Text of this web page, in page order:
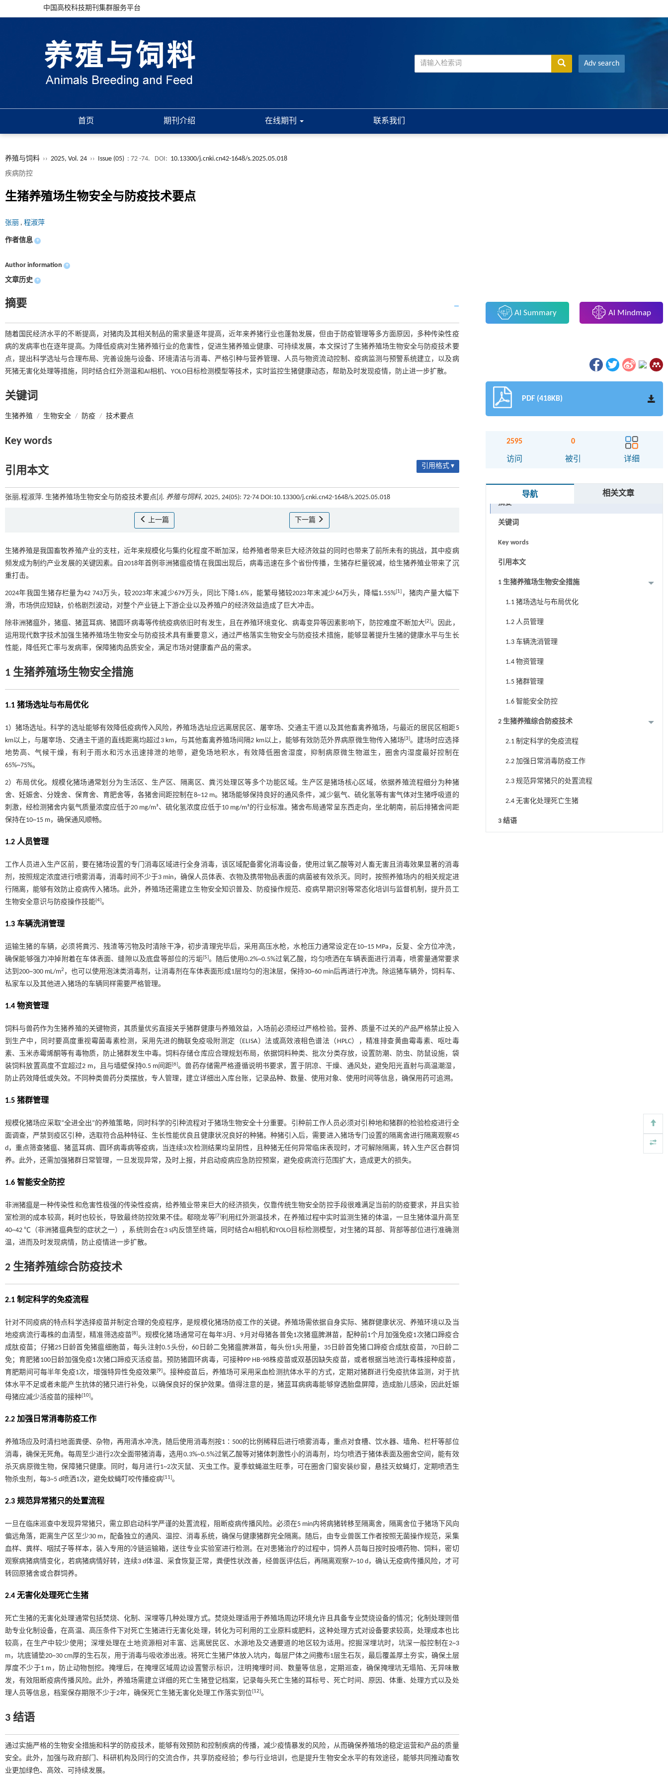
中国高校科技期刊集群服务平台
Adv search
首页 期刊介绍 在线期刊 联系我们
养殖与饲料 ›› 2025, Vol. 24 ›› Issue (05) : 72 -74. DOI: 10.13300/j.cnki.cn42-1648/s.2025.05.018
疾病防控
生猪养殖场生物安全与防疫技术要点
张丽 , 程淑萍
作者信息 +
Author information +
文章历史 +
摘要
随着国民经济水平的不断提高，对猪肉及其相关制品的需求量逐年提高，近年来养猪行业也蓬勃发展，但由于防疫管理等多方面原因，多种传染性疫
病的发病率也在逐年提高。为降低疫病对生猪养殖行业的危害性，促进生猪养殖业健康、可持续发展，本文探讨了生猪养殖场生物安全与防疫技术要
点，提出科学选址与合理布局、完善设施与设备、环境清洁与消毒、严格引种与营养管理、人员与物资流动控制、疫病监测与预警系统建立，以及病
死猪无害化处理等措施，同时结合红外测温和AI相机、YOLO目标检测模型等技术，实时监控生猪健康动态，帮助及时发现疫情，防止进一步扩散。
关键词
生猪养殖 / 生物安全 / 防疫 / 技术要点
Key words
引用本文 引用格式 ▾
张丽,程淑萍. 生猪养殖场生物安全与防疫技术要点[J]. 养殖与饲料, 2025, 24(05): 72-74 DOI:10.13300/j.cnki.cn42-1648/s.2025.05.018
上一篇 下一篇
生猪养殖是我国畜牧养殖产业的支柱，近年来规模化与集约化程度不断加深，给养殖者带来巨大经济效益的同时也带来了前所未有的挑战，其中疫病
频发成为制约产业发展的关键因素。自2018年首例非洲猪瘟疫情在我国出现后，病毒迅速在多个省份传播，生猪存栏量锐减，给生猪养殖业带来了沉
重打击。
2024年我国生猪存栏量为42 743万头，较2023年末减少679万头，同比下降1.6%，能繁母猪较2023年末减少64万头，降幅1.55%[1] ，猪肉产量大幅下
滑，市场供应短缺，价格剧烈波动，对整个产业链上下游企业以及养殖户的经济效益造成了巨大冲击。
除非洲猪瘟外，猪瘟、猪蓝耳病、猪圆环病毒等传统疫病依旧时有发生，且在养殖环境变化、病毒变异等因素影响下，防控难度不断加大[2]。因此，
运用现代数字技术加强生猪养殖场生物安全与防疫技术具有重要意义，通过严格落实生物安全与防疫技术措施，能够显著提升生猪的健康水平与生长
性能，降低死亡率与发病率，保障猪肉品质安全，满足市场对健康畜产品的需求。
1 生猪养殖场生物安全措施
1.1 猪场选址与布局优化
1）猪场选址。科学的选址能够有效降低疫病传入风险，养殖场选址应远离居民区、屠宰场、交通主干道以及其他畜禽养殖场，与最近的居民区相距5
km以上，与屠宰场、交通主干道的直线距离均超过3 km，与其他畜禽养殖场间隔2 km以上，能够有效防范外界病原微生物传入猪场[3]。建场时应选择
地势高、气候干燥，有利于雨水和污水迅速排泄的地带，避免场地积水，有效降低圈舍湿度，抑制病原微生物滋生，圈舍内湿度最好控制在
65%~75%。
2）布局优化。规模化猪场通常划分为生活区、生产区、隔离区、粪污处理区等多个功能区域。生产区是猪场核心区域，依据养殖流程细分为种猪
舍、妊娠舍、分娩舍、保育舍、育肥舍等，各猪舍间距控制在8~12 m。猪场能够保持良好的通风条件，减少氨气、硫化氢等有害气体对生猪呼吸道的
刺激，经检测猪舍内氨气质量浓度应低于20 mg/m³、硫化氢浓度应低于10 mg/m³的行业标准。猪舍布局通常呈东西走向，坐北朝南，前后排猪舍间距
保持在10~15 m，确保通风顺畅。
1.2 人员管理
工作人员进入生产区前，要在猪场设置的专门消毒区域进行全身消毒，该区域配备雾化消毒设备，使用过氧乙酸等对人畜无害且消毒效果显著的消毒
剂，按照规定浓度进行喷雾消毒，消毒时间不少于3 min，确保人员体表、衣物及携带物品表面的病菌被有效杀灭。同时，按照养殖场内的相关规定进
行隔离，能够有效防止疫病传入猪场。此外，养殖场还需建立生物安全知识普及、防疫操作规范、疫病早期识别等常态化培训与监督机制，提升员工
生物安全意识与防疫操作技能[4]。
1.3 车辆洗消管理
运输生猪的车辆，必须将粪污、残渣等污物及时清除干净，初步清理完毕后，采用高压水枪，水枪压力通常设定在10~15 MPa，反复、全方位冲洗，
确保能够强力冲掉附着在车体表面、缝隙以及底盘等部位的污垢[5]。随后使用0.2%~0.5%过氧乙酸，均匀喷洒在车辆表面进行消毒，喷雾量通常要求
达到200~300 mL/m2 ，也可以使用泡沫类消毒剂，让消毒剂在车体表面形成1层均匀的泡沫层，保持30~60 min后再进行冲洗。除运猪车辆外，饲料车、
私家车以及其他进入猪场的车辆同样需要严格管理。
1.4 物资管理
饲料与兽药作为生猪养殖的关键物资，其质量优劣直接关乎猪群健康与养殖效益，入场前必须经过严格检验。营养、质量不过关的产品严格禁止投入
到生产中，同时要高度重视霉菌毒素检测，采用先进的酶联免疫吸附测定（ELISA）法或高效液相色谱法（HPLC），精准排查黄曲霉毒素、呕吐毒
素、玉米赤霉烯酮等有毒物质，防止猪群发生中毒。饲料存储仓库应合理规划布局，依据饲料种类、批次分类存放，设置防潮、防虫、防鼠设施，袋
装饲料放置高度不宜超过2 m，且与墙壁保持0.5 m间距[6]。兽药存储需严格遵循说明书要求，置于阴凉、干燥、通风处，避免阳光直射与高温潮湿，
防止药效降低或失效。不同种类兽药分类摆放，专人管理，建立详细出入库台账，记录品种、数量、使用对象、使用时间等信息，确保用药可追溯。
1.5 猪群管理
规模化猪场应采取“全进全出”的养殖策略，同时科学的引种流程对于猪场生物安全十分重要。引种前工作人员必须对引种地和猪群的检验检疫进行全
面调查，严禁到疫区引种，选取符合品种特征、生长性能优良且健康状况良好的种猪。种猪引入后，需要进入猪场专门设置的隔离舍进行隔离观察45
d，重点筛查猪瘟、猪蓝耳病、圆环病毒病等疫病，当连续3次检测结果均呈阴性，且种猪无任何异常临床表现时，才可解除隔离，转入生产区合群饲
养。此外，还需加强猪群日常管理，一旦发现异常，及时上报，并启动疫病应急防控预案，避免疫病流行范围扩大，造成更大的损失。
1.6 智能安全防控
非洲猪瘟是一种传染性和危害性极强的传染性疫病，给养殖业带来巨大的经济损失，仅靠传统生物安全防控手段很难满足当前的防疫要求，并且实验
室检测的成本较高，耗时也较长，导致最终防控效果不佳。郗晓龙等[7]利用红外测温技术，在养殖过程中实时监测生猪的体温，一旦生猪体温升高至
40~42 ℃（非洲猪瘟典型的症状之一），系统则会在3 s内反馈至终端，同时结合AI相机和YOLO目标检测模型，对生猪的耳部、背部等部位进行准确测
温，进而及时发现病情，防止疫情进一步扩散。
2 生猪养殖综合防疫技术
2.1 制定科学的免疫流程
针对不同疫病的特点科学选择疫苗并制定合理的免疫程序，是规模化猪场防疫工作的关键。养殖场需依据自身实际、猪群健康状况、养殖环境以及当
地疫病流行毒株的血清型，精准筛选疫苗[8]。规模化猪场通常可在每年3月、9月对母猪各普免1次猪瘟脾淋苗，配种前1个月加强免疫1次猪口蹄疫合
成肽疫苗；仔猪25日龄首免猪瘟细胞苗，每头注射0.5头份，60日龄二免猪瘟脾淋苗，每头份1头用量，35日龄首免猪口蹄疫合成肽疫苗，70日龄二
免；育肥猪100日龄加强免疫1次猪口蹄疫灭活疫苗。预防猪圆环病毒，可接种PP HB-98株疫苗或双基因缺失疫苗，或者根据当地流行毒株接种疫苗，
育肥期间可每半年免疫1次，增强特异性免疫效果[9]。接种疫苗后，养殖场可采用采血检测抗体水平的方式，定期对猪群进行免疫抗体监测，对于抗
体水平不足或者未能产生抗体的猪只进行补免，以确保良好的保护效果。值得注意的是，猪蓝耳病病毒能够穿透胎盘屏障，造成胎儿感染，因此妊娠
母猪应减少活疫苗的接种[10]。
2.2 加强日常消毒防疫工作
养殖场应及时清扫地面粪便、杂物，再用清水冲洗，随后使用消毒剂按1∶500的比例稀释后进行喷雾消毒，重点对食槽、饮水器、墙角、栏杆等部位
消毒，确保无死角。每周至少进行2次全面带猪消毒，选用0.3%~0.5%过氧乙酸等对猪体刺激性小的消毒剂，均匀喷洒于猪体表面及圈舍空间，能有效
杀灭病原微生物，保障猪只健康。同时，每月进行1~2次灭鼠、灭虫工作。夏季蚊蝇滋生旺季，可在圈舍门窗安装纱窗，悬挂灭蚊蝇灯，定期喷洒生
物杀虫剂，每3~5 d喷洒1次，避免蚊蝇叮咬传播疫病[11]。
2.3 规范异常猪只的处置流程
一旦在临床巡查中发现异常猪只，需立即启动科学严谨的处置流程，阻断疫病传播风险。必须在5 min内将病猪转移至隔离舍，隔离舍位于猪场下风向
偏远角落，距离生产区至少30 m，配备独立的通风、温控、消毒系统，确保与健康猪群完全隔离。随后，由专业兽医工作者按照无菌操作规范，采集
血样、粪样、咽拭子等样本，装入专用的冷链运输箱，送往专业实验室进行检测。在对患猪治疗的过程中，饲养人员每日按时投喂药物、饲料，密切
观察病猪病情变化，若病猪病情好转，连续3 d体温、采食恢复正常，粪便性状改善，经兽医评估后，再隔离观察7~10 d，确认无疫病传播风险，才可
转回原猪舍或合群饲养。
2.4 无害化处理死亡生猪
死亡生猪的无害化处理通常包括焚烧、化制、深埋等几种处理方式。焚烧处理适用于养殖场周边环境允许且具备专业焚烧设备的情况；化制处理则借
助专业化制设备，在高温、高压条件下对死亡生猪进行无害化处理，转化为可利用的工业原料或肥料，这种处理方式对设备要求较高，处理成本也比
较高，在生产中较少使用；深埋处理在土地资源相对丰富、远离居民区、水源地及交通要道的地区较为适用。挖掘深埋坑时，坑深一般控制在2~3
m，坑底铺垫20~30 cm厚的生石灰，用于消毒与吸收渗出液。将死亡生猪尸体放入坑内，每层尸体之间撒布1层生石灰，最后覆盖厚土夯实，确保土层
厚度不少于1 m，防止动物刨挖。掩埋后，在掩埋区域周边设置警示标识，注明掩埋时间、数量等信息，定期巡查，确保掩埋坑无塌陷、无异味散
发，有效阻断疫病传播风险。此外，养殖场需建立详细的死亡生猪登记档案，记录每头死亡生猪的耳标号、死亡时间、原因、体重、处理方式以及处
理人员等信息，档案保存期限不少于2年，确保死亡生猪无害化处理工作落实到位[12]。
3 结语
通过实施严格的生物安全措施和科学的防疫技术，能够有效预防和控制疾病的传播，减少疫情暴发的风险，从而确保养殖场的稳定运营和产品的质量
安全。此外，加强与政府部门、科研机构及同行的交流合作，共享防疫经验；参与行业培训，也是提升生物安全水平的有效途径，能够共同推动畜牧
业更加绿色、高效、可持续发展。
AI Summary AI Mindmap
PDF (418KB)
2595
访问
0
被引 详细
导航 相关文章
摘要
关键词
Key words
引用本文
1 生猪养殖场生物安全措施
1.1 猪场选址与布局优化
1.2 人员管理
1.3 车辆洗消管理
1.4 物资管理
1.5 猪群管理
1.6 智能安全防控
2 生猪养殖综合防疫技术
2.1 制定科学的免疫流程
2.2 加强日常消毒防疫工作
2.3 规范异常猪只的处置流程
2.4 无害化处理死亡生猪
3 结语